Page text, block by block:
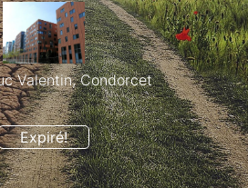
Expiré!
Valentin, Condorcet